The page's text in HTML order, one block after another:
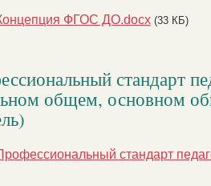
ФГОС ДО.docx (33 КБ)
стандарт
общем, основном
стандарт